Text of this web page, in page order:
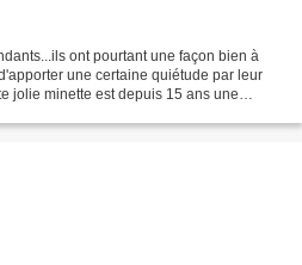
ont pourtant une façon bien à
une certaine quiétude par leur
jolie minette est depuis 15 ans une